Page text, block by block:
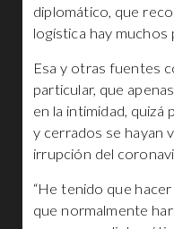
diplomático, que
logística hay muchos
Esa y otras fuentes
particular, que
en la intimidad,
y cerrados se hayan
irrupción del
“He tenido que
que normalmente